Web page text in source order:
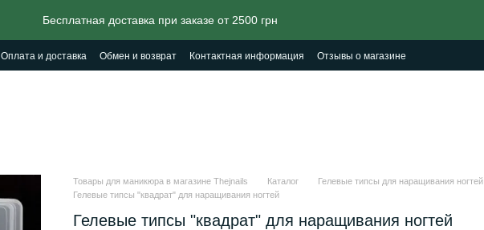
Бесплатная доставка при заказе от 2500 грн
Оплата и доставка Обмен и возврат Контактная информация Отзывы о магазине
Товары для маникюра в магазине Thejnails Каталог
Гелевые типсы для наращивания ногтей
Гелевые типсы "квадрат" для наращивания ногтей
Гелевые типсы "квадрат" для наращивания ногтей